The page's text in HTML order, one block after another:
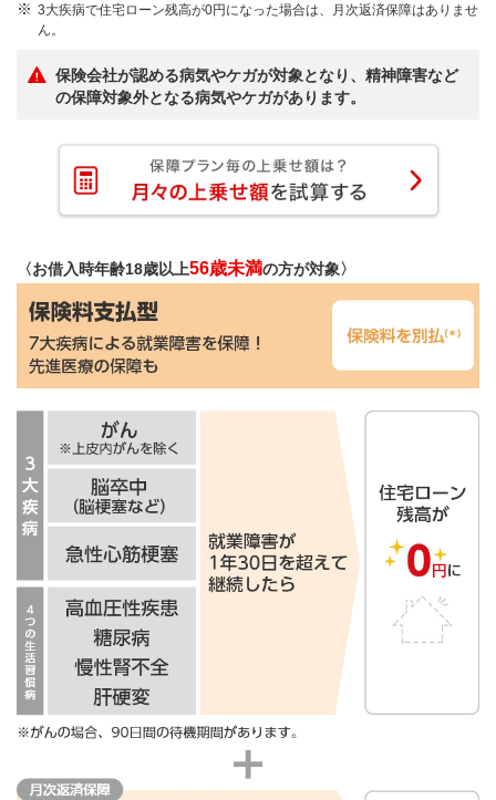
3大疾病で住宅ローン残高が0円になった場合は、月次返済保障はありませ
ん。
保険会社が認める病気やケガが対象となり、精神障害など
の保障対象外となる病気やケガがあります。
〈お借入時年齢18歳以上56歳未満の方が対象〉